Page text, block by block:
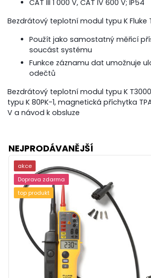
CAT III 1 000 V, CAT IV 600 V; IP54
Bezdrátový teplotní modul typu K Fluke
Použít jako samostatný měřicí
soucást systému
Funkce záznamu dat umožnuje
odečtů
Bezdrátový teplotní modul typu K
typu K 80PK-1, magnetická příchytka
V a návod k obsluze
NEJPRODÁVANĚJŠÍ
akce
Doprava zdarma
top produkt